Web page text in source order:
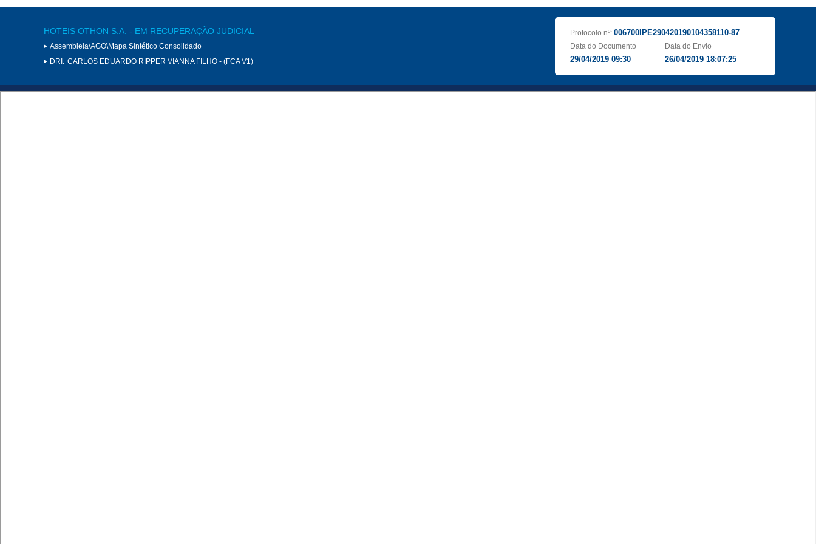
HOTEIS OTHON S.A. - EM RECUPERAÇÃO JUDICIAL
Assembleia\AGO\Mapa Sintético Consolidado
DRI: CARLOS EDUARDO RIPPER VIANNA FILHO - (FCA V1)
Protocolo nº: 006700IPE290420190104358110-87
Data do Documento
29/04/2019 09:30
Data do Envio
26/04/2019 18:07:25